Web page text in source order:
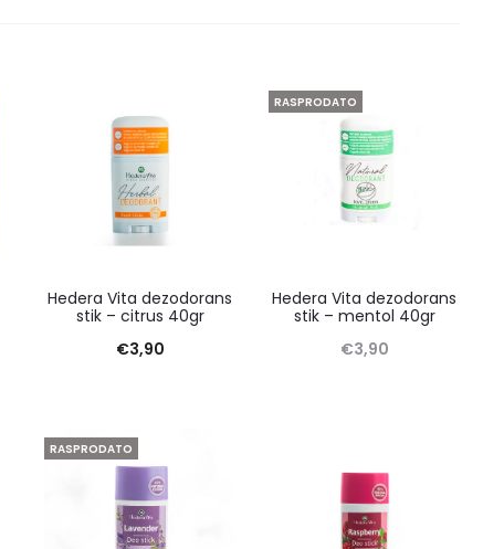
Hedera Vita dezodorans
stik – citrus 40gr
€3,90
RASPRODATO
Hedera Vita dezodorans
stik – mentol 40gr
€3,90
RASPRODATO